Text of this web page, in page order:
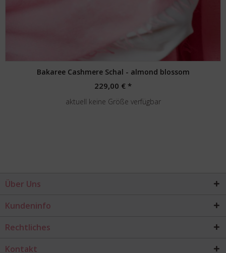
Bakaree Cashmere Schal - almond blossom
229,00 € *
aktuell keine Größe verfügbar
Über Uns
Kundeninfo
Rechtliches
Kontakt